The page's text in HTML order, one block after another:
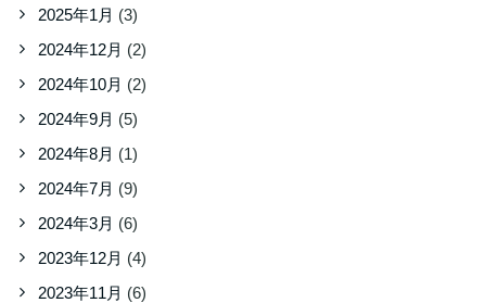
2025年1月 (3)
2024年12月 (2)
2024年10月 (2)
2024年9月 (5)
2024年8月 (1)
2024年7月 (9)
2024年3月 (6)
2023年12月 (4)
2023年11月 (6)